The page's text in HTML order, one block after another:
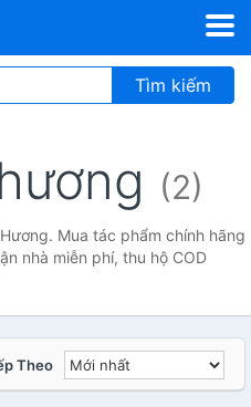
Tìm kiếm
(2)
Mua tác phẩm chính hãng
nhà miễn phí, thu hộ COD
Theo